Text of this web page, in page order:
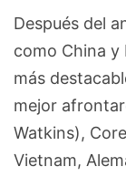
Después del
como China y
más
mejor
Watkins),
Vietnam,